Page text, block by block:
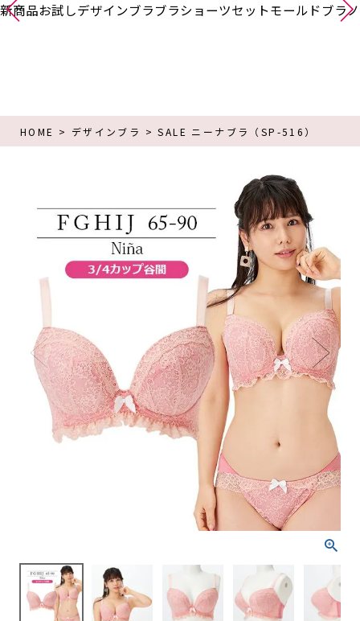
新商品お試しデザインブラブラショーツセットモールドブラ
HOME デザインブラ SALE ニーナブラ（SP-516）